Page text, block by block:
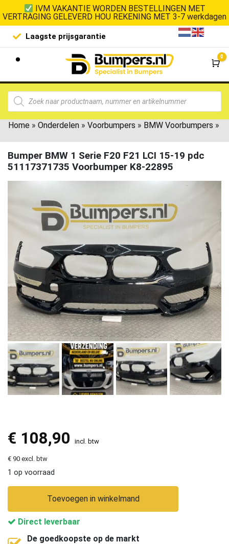
IVM VAKANTIE WORDEN BESTELLINGEN MET
VERTRAGING GELEVERD HOU REKENING MET 3-7 werkdagen
Laagste prijsgarantie De
0
Home » Onderdelen » Voorbumpers » BMW Voorbumpers »
Bumper BMW 1 Serie F20 F21 LCI 15-19 pdc
51117371735 Voorbumper K8-22895
€ 108,90 incl. btw
€ 90 excl. btw
1 op voorraad
Toevoegen in winkelmand
Direct leverbaar
De goedkoopste op de markt